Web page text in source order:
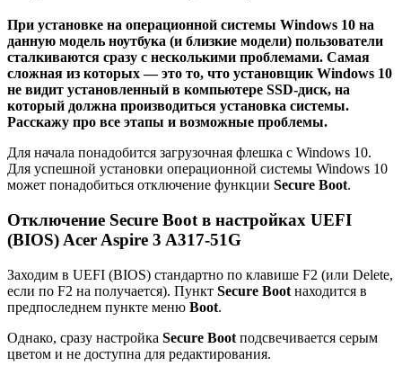
При установке на операционной системы Windows 10 на
данную модель ноутбука (и близкие модели) пользователи
сталкиваются сразу с несколькими проблемами. Самая
сложная из которых — это то, что установщик Windows 10
не видит установленный в компьютере SSD-диск, на
который должна производиться установка системы.
Расскажу про все этапы и возможные проблемы.
Для начала понадобится загрузочная флешка с Windows 10.
Для успешной установки операционной системы Windows 10
может понадобиться отключение функции Secure Boot.
Отключение Secure Boot в настройках UEFI
(BIOS) Acer Aspire 3 A317-51G
Заходим в UEFI (BIOS) стандартно по клавише F2 (или Delete,
если по F2 на получается). Пункт Secure Boot находится в
предпоследнем пункте меню Boot.
Однако, сразу настройка Secure Boot подсвечивается серым
цветом и не доступна для редактирования.